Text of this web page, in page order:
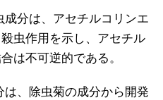
成分は、アセチルコリンエ
虫作用を示し、アセチル
は不可逆的である。
は、除虫菊の成分から開発